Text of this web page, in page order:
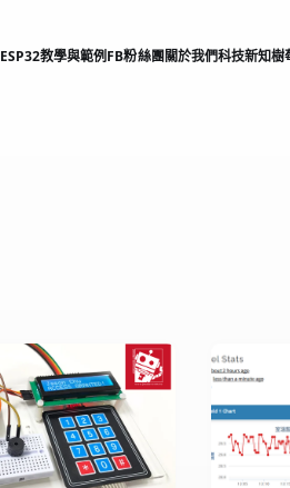
ESP32教學與範例FB粉絲團關於我們科技新知樹